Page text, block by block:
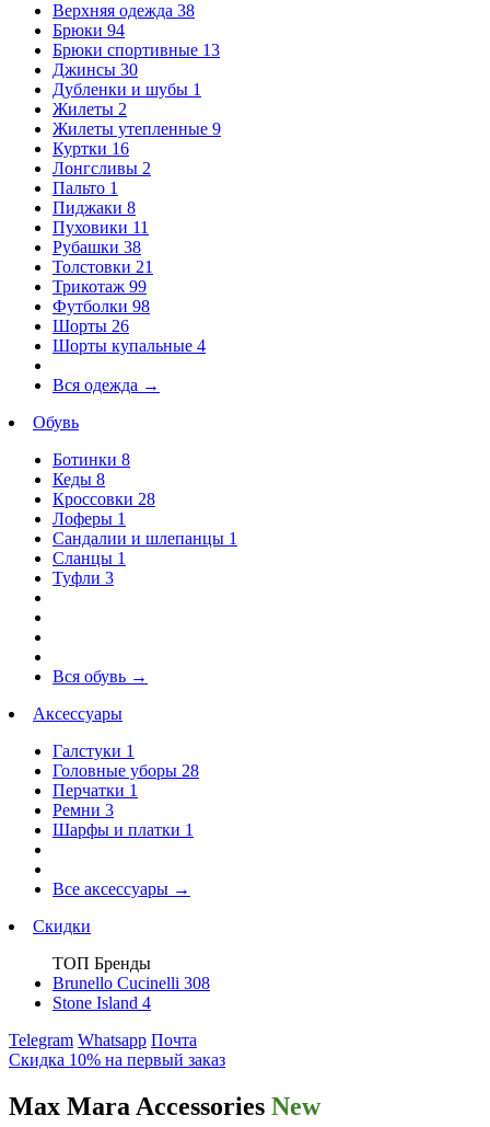
Верхняя одежда 38
Брюки 94
Брюки спортивные 13
Джинсы 30
Дубленки и шубы 1
Жилеты 2
Жилеты утепленные 9
Куртки 16
Лонгсливы 2
Пальто 1
Пиджаки 8
Пуховики 11
Рубашки 38
Толстовки 21
Трикотаж 99
Футболки 98
Шорты 26
Шорты купальные 4
Вся одежда →
Обувь
Ботинки 8
Кеды 8
Кроссовки 28
Лоферы 1
Сандалии и шлепанцы 1
Сланцы 1
Туфли 3
Вся обувь →
Аксессуары
Галстуки 1
Головные уборы 28
Перчатки 1
Ремни 3
Шарфы и платки 1
Все аксессуары →
Скидки
ТОП Бренды
Brunello Cucinelli 308
Stone Island 4
Telegram Whatsapp Почта
Скидка 10% на первый заказ
Max Mara Accessories New